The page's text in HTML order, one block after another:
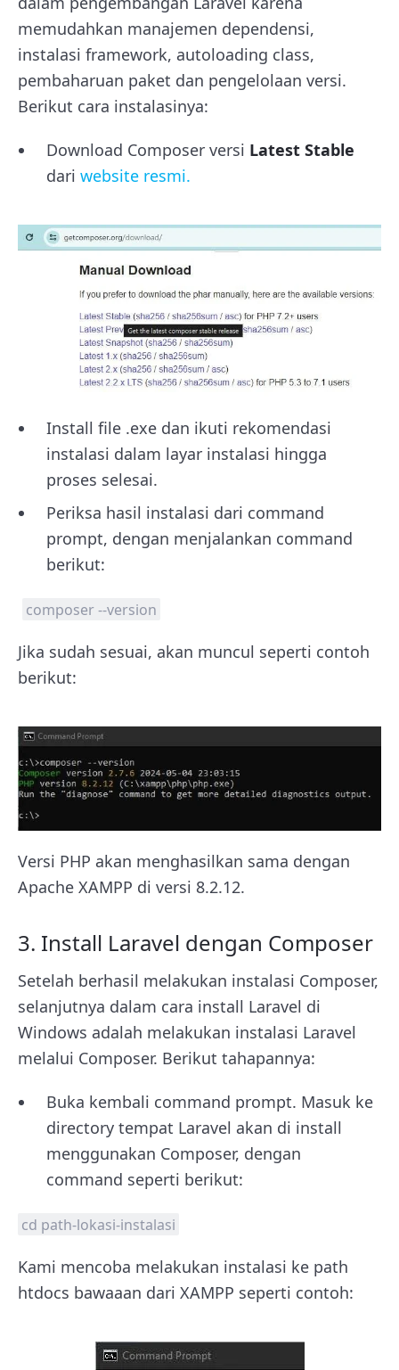
memudahkan manajemen dependensi,
instalasi framework, autoloading class,
pembaharuan paket dan pengelolaan versi.
Berikut cara instalasinya:
Download Composer versi Latest Stable
dari website resmi.
Install file .exe dan ikuti rekomendasi
instalasi dalam layar instalasi hingga
proses selesai.
Periksa hasil instalasi dari command
prompt, dengan menjalankan command
berikut:
composer --version
Jika sudah sesuai, akan muncul seperti contoh
berikut:
Versi PHP akan menghasilkan sama dengan
Apache XAMPP di versi 8.2.12.
3. Install Laravel dengan Composer
Setelah berhasil melakukan instalasi Composer,
selanjutnya dalam cara install Laravel di
Windows adalah melakukan instalasi Laravel
melalui Composer. Berikut tahapannya:
Buka kembali command prompt. Masuk ke
directory tempat Laravel akan di install
menggunakan Composer, dengan
command seperti berikut:
cd path-lokasi-instalasi
Kami mencoba melakukan instalasi ke path
htdocs bawaaan dari XAMPP seperti contoh: